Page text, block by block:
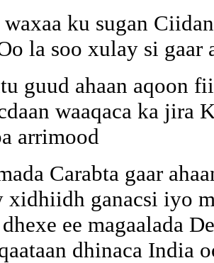
ku sugan
la soo xulay si gaar
guud ahaan aqoon
waaqaca ka jira
arrimood
Carabta gaar
xidhiidh ganacsi iyo
ee magaalada
dhinaca India